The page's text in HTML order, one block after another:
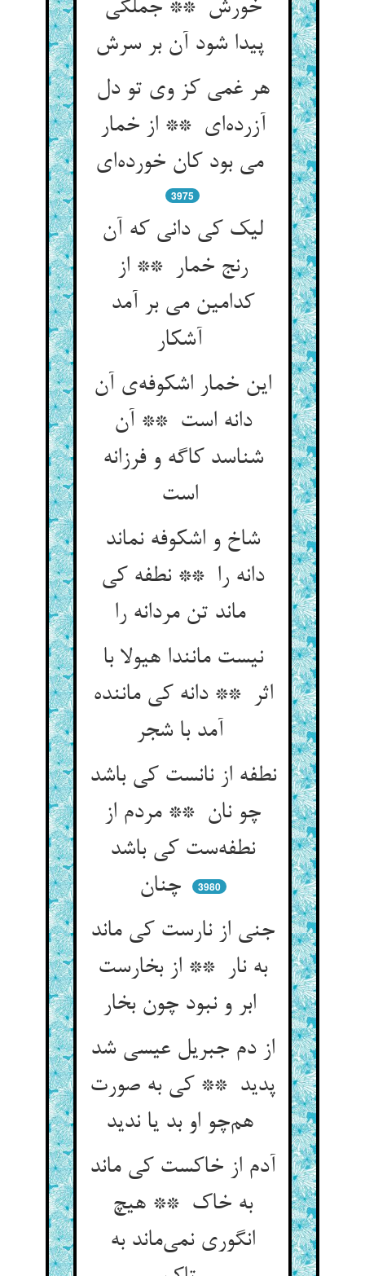
خورش ** جملگی
پیدا شود آن بر سرش
هر غمی کز وی تو دل
آزرده‌ای ** از خمار
می بود کان خورده‌ای
3975
لیک کی دانی که آن
رنج خمار ** از
کدامین می بر آمد
این خمار اشکوفه‌ی آن
دانه است ** آن
شناسد کاگه و فرزانه
است
شاخ و اشکوفه نماند
دانه را ** نطفه کی
ماند تن مردانه را
نیست مانندا هیولا با
اثر ** دانه کی ماننده
نطفه از نانست کی باشد
چو نان ** مردم از
نطفه‌ست کی باشد
چنان
3980
جنی از نارست کی ماند
به نار ** از بخارست
از دم جبریل عیسی شد
پدید ** کی به صورت
هم‌چو او بد یا ندید
آدم از خاکست کی ماند
به خاک ** هیچ
انگوری نمی‌ماند به